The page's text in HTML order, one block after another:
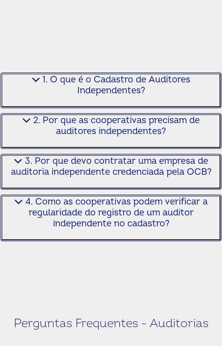
1. O que é o Cadastro de Auditores
Independentes?
2. Por que as cooperativas precisam de
auditores independentes?
3. Por que devo contratar uma empresa de
auditoria independente credenciada pela OCB?
4. Como as cooperativas podem verificar a
regularidade do registro de um auditor
independente no cadastro?
Perguntas Frequentes - Auditorias